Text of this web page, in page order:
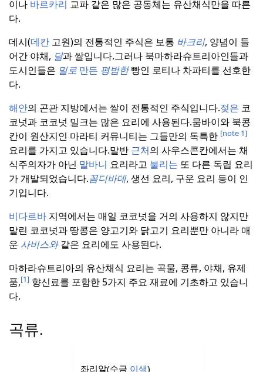
이나 바르카리 교파 같은 많은 공동체는 유산채식만을 따른
다.
데시(데칸 고원)의 전통적인 주식은 보통 바크리, 양념이 들
어간 야채, 달과 쌀입니다.그러나 북마하라슈트리아인들과
도시인들은 밀로 만든 평범한빵인 로티나 차파티를 선호한
다.
해안의 곤관 지방에서는 쌀이 전통적인 주식입니다.젖은 코
코넛과 코코넛 밀크는 많은 요리에 사용된다.뭄바이와 북콩
칸이 원산지인 마라티 커뮤니티는 그들만의 독특한 [note 1]
요리를 가지고 있습니다.말반 근처의 사우스콘칸에서는 채
식주의자가 아닌 말바니 요리라고 불리는 또 다른 독립 요리
가 개발되었습니다.꼼디바데, 생선 요리, 구운 요리 등이 인
기입니다.
비다르바 지역에서는 매일 코코넛을 거의 사용하지 않지만
말린 코코넛과 땅콩은 양고기와 닭고기 요리뿐만 아니라 매
운 사비스와같은 요리에도 사용된다.
마하라슈트리아의 유산채식 요리는 곡물, 콩류, 야채, 유제
품,[1] 향신료를 포함한 5가지 주요 재료에 기초하고 있습니
다.
곡류.
좌리알(수금 이색)